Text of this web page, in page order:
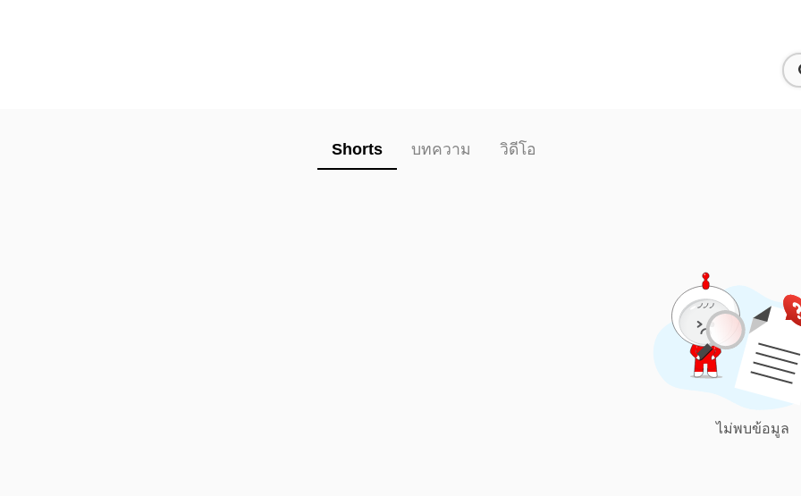
Shorts บทความ วิดีโอ
ไม่พบข้อมูล